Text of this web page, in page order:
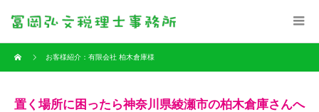
お客様紹介：有限会社 柏木倉庫様
置く場所に困ったら神奈川県綾瀬市の柏木倉庫さんへ